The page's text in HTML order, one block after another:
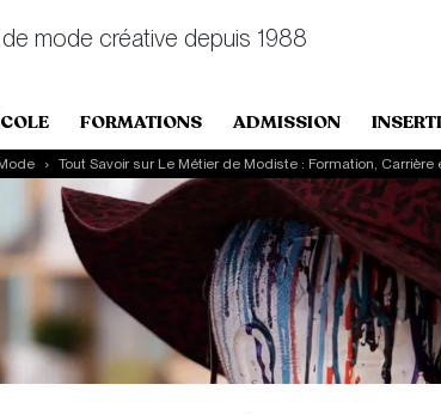
mode créative depuis 1988
FORMATIONS ADMISSION
Tout Savoir sur Le Métier de Modiste : Formation, Carrière